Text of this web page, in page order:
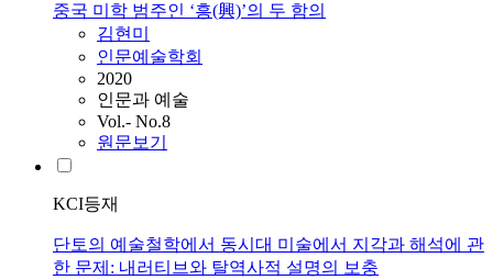
중국 미학 범주인 ‘흥(興)’의 두 함의
김현미
인문예술학회
2020
인문과 예술
Vol.- No.8
원문보기
KCI등재
단토의 예술철학에서 동시대 미술에서 지각과 해석에 관
한 문제: 내러티브와 탈역사적 설명의 보충